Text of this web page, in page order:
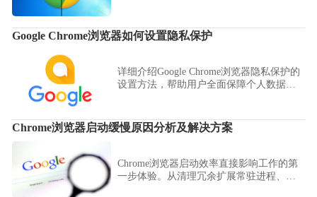
Google Chrome浏览器如何设置隐私保护
详细介绍Google Chrome浏览器隐私保护的
设置方法，帮助用户全面保障个人数据安
Chrome浏览器启动缓慢原因分析及解决方案
Chrome浏览器启动效率直接影响工作的第
一步体验。从清理冗余扩展常驻进程、优